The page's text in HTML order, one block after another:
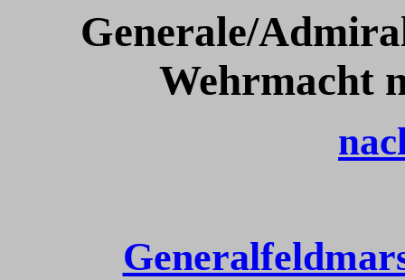
Generale/
Wehrmacht